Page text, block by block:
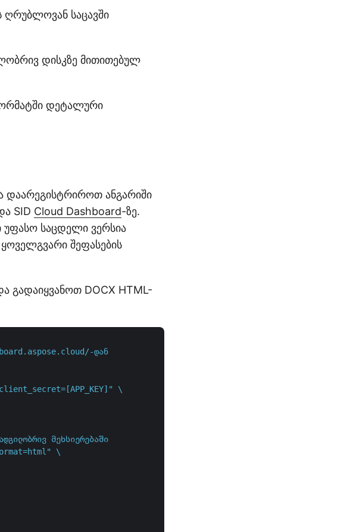
ღრუბლოვან საცავში
დისკზე მითითებულ
დეტალური
დაარეგისტრიროთ ანგარიში
SID Cloud Dashboard-ზე.
საცდელი ვერსია
შეფასების
გადაიყვანოთ DOCX HTML-
დან
\
მეხსიერებაში
\